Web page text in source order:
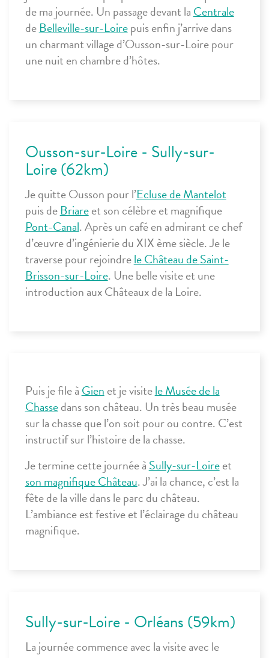
de ma journée. Un passage devant laCentrale
deBelleville-sur-Loirepuis enfin j’arrive dans
un charmant village d’Ousson-sur-Loirepour
une nuit en chambre d’hôtes.
Ousson-sur-Loire - Sully-sur-
Loire (62km)
Je quitteOusson pour l’Ecluse deMantelot
puis deBriareet son célèbre et magnifique
Pont-Canal. Après un café en admirant ce chef
d’œuvre d’ingénierie du XIX èmesiècle. Je le
traverse pour rejoindrele Château deSaint-
Brisson-sur-Loire. Une belle visite et une
introduction aux Châteaux de la Loire.
Puis je file àGienet je visitele Musée de la
Chassedans son château. Un très beau musée
sur la chasse que l’on soit pour ou contre. C’est
instructif sur l’histoire de la chasse.
Je termine cette journée àSully-sur-Loireet
son magnifique Château. J’ai la chance, c’est la
fête de la ville dans le parc du château.
L’ambiance est festive et l’éclairage du château
magnifique.
Sully-sur-Loire - Orléans (59km)
La journée commence avec la visite avec le